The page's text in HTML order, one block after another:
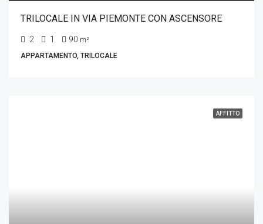
TRILOCALE IN VIA PIEMONTE CON ASCENSORE
2 1 90 m²
APPARTAMENTO, TRILOCALE
AFFITTO